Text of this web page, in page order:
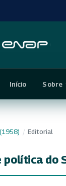
Início Sobre
/ Editorial
do